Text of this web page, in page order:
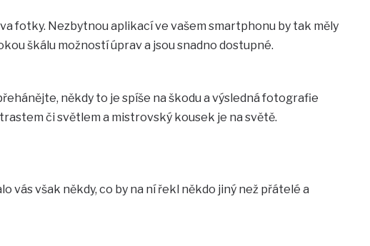
fotky. Nezbytnou aplikací ve vašem smartphonu by tak měly
škálu možností úprav a jsou snadno dostupné.
někdy to je spíše na škodu a výsledná fotografie
či světlem a mistrovský kousek je na světě.
však někdy, co by na ní řekl někdo jiný než přátelé a